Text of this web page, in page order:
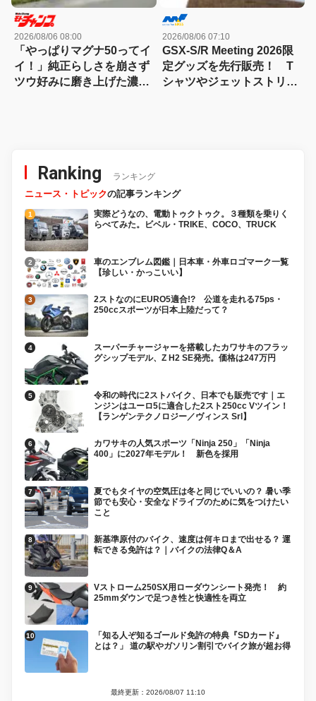
2026/08/06 08:00
「やっぱりマグナ50ってイ
イ！」純正らしさを崩さず
ツウ好みに磨き上げた濃密
2026/08/06 07:10
GSX-S/R Meeting 2026限
定グッズを先行販売！ T
シャツやジェットストリー
Ranking ランキング
ニュース・トピックの記事ランキング
実際どうなの、電動トゥクトゥク。３種類を乗りく
らべてみた。ビベル・TRIKE、COCO、TRUCK
車のエンブレム図鑑｜日本車・外車ロゴマーク一覧
【珍しい・かっこいい】
2ストなのにEURO5適合!? 公道を走れる75ps・
250ccスポーツが日本上陸だって？
スーパーチャージャーを搭載したカワサキのフラッ
グシップモデル、Z H2 SE発売。価格は247万円
令和の時代に2ストバイク、日本でも販売です｜エ
ンジンはユーロ5に適合した2スト250cc Vツイン！
【ランゲンテクノロジー／ヴィンス Srl】
カワサキの人気スポーツ「Ninja 250」「Ninja
400」に2027年モデル！ 新色を採用
夏でもタイヤの空気圧は冬と同じでいいの？ 暑い季
節でも安心・安全なドライブのために気をつけたい
こと
新基準原付のバイク、速度は何キロまで出せる？ 運
転できる免許は？｜バイクの法律Q＆A
Vストローム250SX用ローダウンシート発売！ 約
25mmダウンで足つき性と快適性を両立
「知る人ぞ知るゴールド免許の特典『SDカード』
とは？」 道の駅やガソリン割引でバイク旅が超お得
最終更新：2026/08/07 11:10